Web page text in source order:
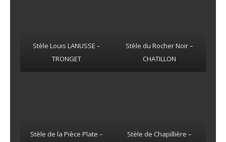
Stèle Louis LANUSSE –
TRONGET
Stèle du Rocher Noir –
CHATILLON
Stèle de la Pièce Plate –
Stèle de Chapillière –